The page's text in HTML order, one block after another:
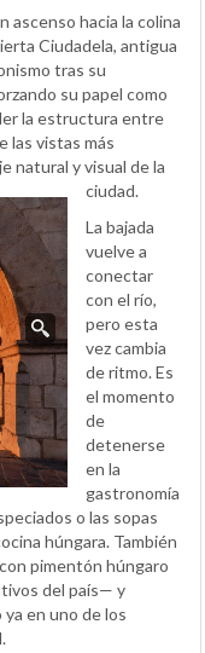
hacia la colina
Ciudadela, antigua
tras su
su papel como
la estructura entre
las vistas más
natural y visual de la
ciudad.
La bajada
vuelve a
conectar
con el río,
pero esta
vez cambia
de ritmo. Es
el momento
de
detenerse
en la
gastronomía
o las sopas
húngara. También
pimentón húngaro
del país— y
en uno de los